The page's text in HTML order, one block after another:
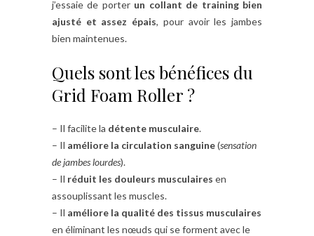
j’essaie de porter un collant de training bien
ajusté et assez épais, pour avoir les jambes
bien maintenues.
Quels sont les bénéfices du
Grid Foam Roller ?
– Il facilite la détente musculaire.
– Il améliore la circulation sanguine(sensation
de jambes lourdes).
– Il réduit les douleurs musculaires en
assouplissant les muscles.
– Il améliore la qualité des tissus musculaires
en éliminant les nœuds qui se forment avec le